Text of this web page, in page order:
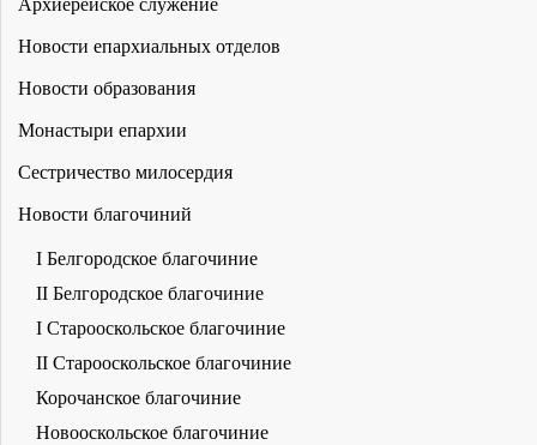
Новости епархиальных отделов
Новости образования
Монастыри епархии
Сестричество милосердия
Новости благочиний
I Белгородское благочиние
II Белгородское благочиние
I Старооскольское благочиние
II Старооскольское благочиние
Корочанское благочиние
Новооскольское благочиние